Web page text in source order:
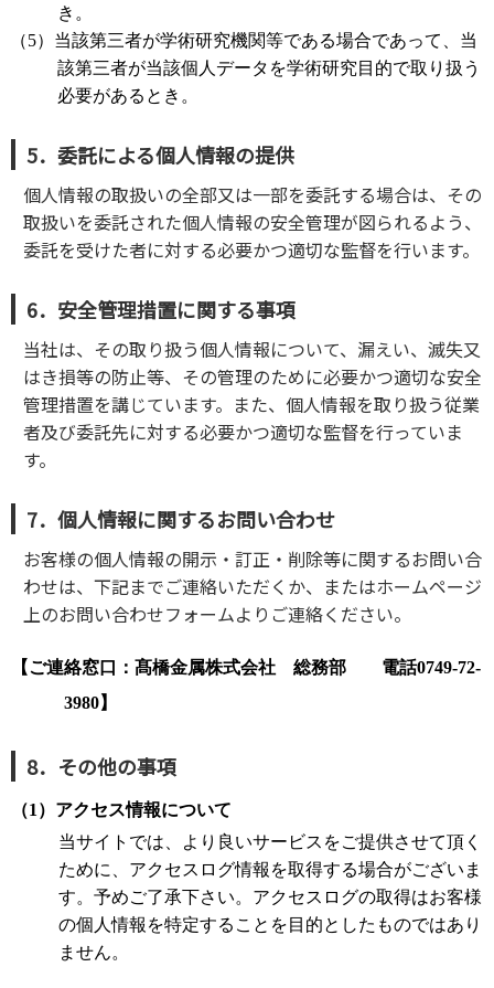
き。
（5）当該第三者が学術研究機関等である場合であって、当
該第三者が当該個人データを学術研究目的で取り扱う
必要があるとき。
5．委託による個人情報の提供
個人情報の取扱いの全部又は一部を委託する場合は、その
取扱いを委託された個人情報の安全管理が図られるよう、
委託を受けた者に対する必要かつ適切な監督を行います。
6．安全管理措置に関する事項
当社は、その取り扱う個人情報について、漏えい、滅失又
はき損等の防止等、その管理のために必要かつ適切な安全
管理措置を講じています。また、個人情報を取り扱う従業
者及び委託先に対する必要かつ適切な監督を行っていま
す。
7．個人情報に関するお問い合わせ
お客様の個人情報の開示・訂正・削除等に関するお問い合
わせは、下記までご連絡いただくか、またはホームページ
上のお問い合わせフォームよりご連絡ください。
【ご連絡窓口：髙橋金属株式会社 総務部 電話0749-72-
3980】
8．その他の事項
（1）アクセス情報について
当サイトでは、より良いサービスをご提供させて頂く
ために、アクセスログ情報を取得する場合がございま
す。予めご了承下さい。アクセスログの取得はお客様
の個人情報を特定することを目的としたものではあり
ません。